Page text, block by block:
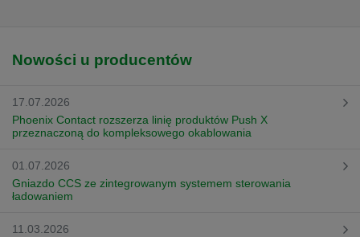
Nowości u producentów
17.07.2026
Phoenix Contact rozszerza linię produktów Push X
przeznaczoną do kompleksowego okablowania
01.07.2026
Gniazdo CCS ze zintegrowanym systemem sterowania
ładowaniem
11.03.2026